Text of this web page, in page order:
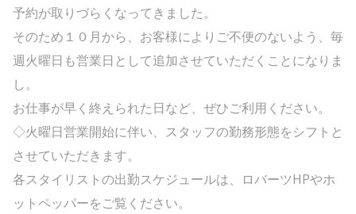
予約が取りづらくなってきました。
そのため１０月から、お客様によりご不便のないよう、毎
週火曜日も営業日として追加させていただくことになりま
し。
お仕事が早く終えられた日など、ぜひご利用ください。
◇火曜日営業開始に伴い、スタッフの勤務形態をシフトと
させていただきます。
各スタイリストの出勤スケジュールは、ロバーツHPやホ
ットペッパーをご覧ください。